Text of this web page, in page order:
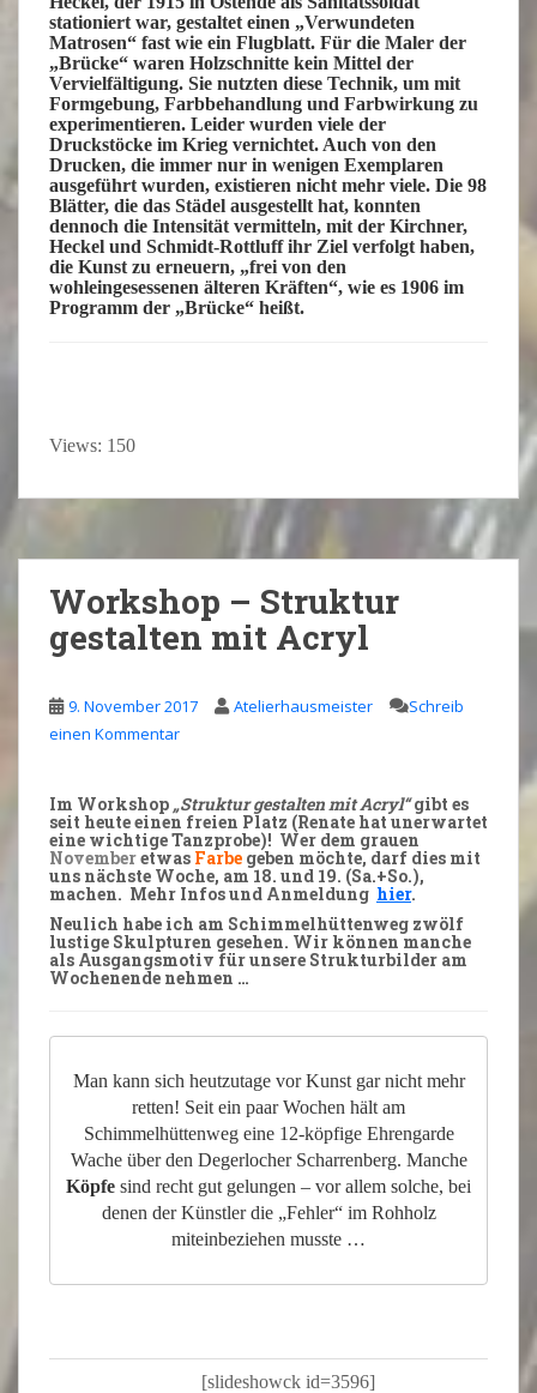
stationiert war, gestaltet einen „Verwundeten
Matrosen“ fast wie ein Flugblatt. Für die Maler der
„Brücke“ waren Holzschnitte kein Mittel der
Vervielfältigung. Sie nutzten diese Technik, um mit
Formgebung, Farbbehandlung und Farbwirkung zu
experimentieren. Leider wurden viele der
Druckstöcke im Krieg vernichtet. Auch von den
Drucken, die immer nur in wenigen Exemplaren
ausgeführt wurden, existieren nicht mehr viele. Die 98
Blätter, die das Städel ausgestellt hat, konnten
dennoch die Intensität vermitteln, mit der Kirchner,
Heckel und Schmidt-Rottluff ihr Ziel verfolgt haben,
die Kunst zu erneuern, „frei von den
wohleingesessenen älteren Kräften“, wie es 1906 im
Programm der „Brücke“ heißt.
Views: 150
Workshop – Struktur
gestalten mit Acryl
9. November 2017 Atelierhausmeister
Schreib
einen Kommentar
Im Workshop „Struktur gestalten mit Acryl“gibt es
seit heuteeinen freien Platz (Renate hat unerwartet
eine wichtige Tanzprobe)! Wer dem grauen
Novemberetwas Farbe geben möchte, darf dies mit
uns nächste Woche, am18. und 19. (Sa.+So.),
machen. Mehr Infosund Anmeldung hier.
Neulich habe ich am Schimmelhüttenweg zwölf
lustige Skulpturen gesehen. Wir können manche
als Ausgangsmotiv für unsere Strukturbilder am
Wochenende nehmen …
Man kann sich heutzutage vor Kunst gar nicht mehr
retten! Seit ein paar Wochen hält am
Schimmelhüttenweg eine 12-köpfige Ehrengarde
Wache über den Degerlocher Scharrenberg. Manche
Köpfe sind recht gut gelungen – vor allem solche, bei
denen der Künstler die „Fehler“ im Rohholz
miteinbeziehen musste …
[slideshowck id=3596]